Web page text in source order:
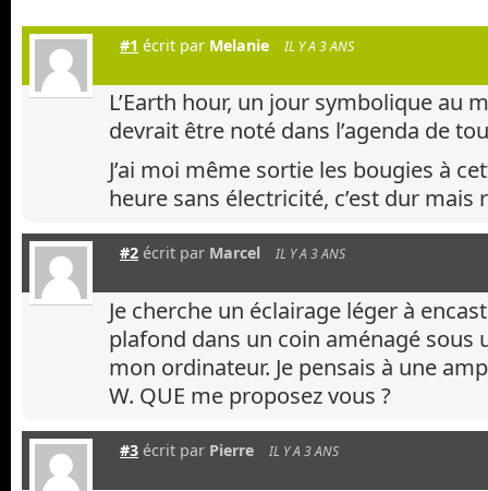
#1 écrit par Melanie IL Y A 3 ANS
L’Earth hour, un jour symbolique au
devrait être noté dans l’agenda de
J’ai moi même sortie les bougies à
heure sans électricité, c’est dur mais
#2 écrit par Marcel IL Y A 3 ANS
Je cherche un éclairage léger à
plafond dans un coin aménagé sous
mon ordinateur. Je pensais à une
W. QUE me proposez vous ?
#3 écrit par Pierre IL Y A 3 ANS